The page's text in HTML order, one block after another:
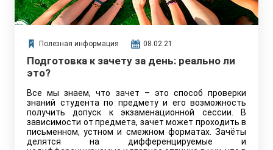
Полезная информация 08.02.21
Подготовка к зачету за день: реально ли
это?
Все мы знаем, что зачет – это способ проверки
знаний студента по предмету и его возможность
получить допуск к экзаменационной сессии. В
зависимости от предмета, зачет может проходить в
письменном, устном и смежном форматах. Зачёты
делятся на дифференцируемые и